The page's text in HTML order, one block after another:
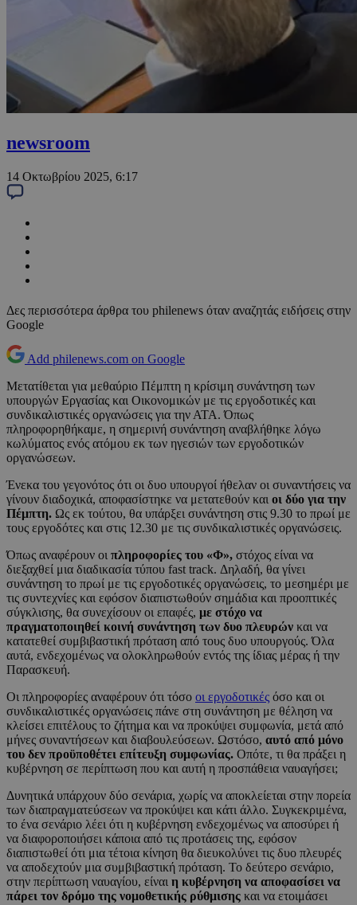
newsroom
14 Οκτωβρίου 2025, 6:17
Δες περισσότερα άρθρα του philenews όταν αναζητάς ειδήσεις στην
Google
Add philenews.com on Google
Μετατίθεται για μεθαύριο Πέμπτη η κρίσιμη συνάντηση των
υπουργών Εργασίας και Οικονομικών με τις εργοδοτικές και
συνδικαλιστικές οργανώσεις για την ΑΤΑ. Όπως
πληροφορηθήκαμε, η σημερινή συνάντηση αναβλήθηκε λόγω
κωλύματος ενός ατόμου εκ των ηγεσιών των εργοδοτικών
οργανώσεων.
Ένεκα του γεγονότος ότι οι δυο υπουργοί ήθελαν οι συναντήσεις να
γίνουν διαδοχικά, αποφασίστηκε να μετατεθούν και οι δύο για την
Πέμπτη. Ως εκ τούτου, θα υπάρξει συνάντηση στις 9.30 το πρωί με
τους εργοδότες και στις 12.30 με τις συνδικαλιστικές οργανώσεις.
Όπως αναφέρουν οι πληροφορίες του «Φ», στόχος είναι να
διεξαχθεί μια διαδικασία τύπου fast track. Δηλαδή, θα γίνει
συνάντηση το πρωί με τις εργοδοτικές οργανώσεις, το μεσημέρι με
τις συντεχνίες και εφόσον διαπιστωθούν σημάδια και προοπτικές
σύγκλισης, θα συνεχίσουν οι επαφές, με στόχο να
πραγματοποιηθεί κοινή συνάντηση των δυο πλευρών και να
κατατεθεί συμβιβαστική πρόταση από τους δυο υπουργούς. Όλα
αυτά, ενδεχομένως να ολοκληρωθούν εντός της ίδιας μέρας ή την
Παρασκευή.
Οι πληροφορίες αναφέρουν ότι τόσο οι εργοδοτικές όσο και οι
συνδικαλιστικές οργανώσεις πάνε στη συνάντηση με θέληση να
κλείσει επιτέλους το ζήτημα και να προκύψει συμφωνία, μετά από
μήνες συναντήσεων και διαβουλεύσεων. Ωστόσο, αυτό από μόνο
του δεν προϋποθέτει επίτευξη συμφωνίας. Οπότε, τι θα πράξει η
κυβέρνηση σε περίπτωση που και αυτή η προσπάθεια ναυαγήσει;
Δυνητικά υπάρχουν δύο σενάρια, χωρίς να αποκλείεται στην πορεία
των διαπραγματεύσεων να προκύψει και κάτι άλλο. Συγκεκριμένα,
το ένα σενάριο λέει ότι η κυβέρνηση ενδεχομένως να αποσύρει ή
να διαφοροποιήσει κάποια από τις προτάσεις της, εφόσον
διαπιστωθεί ότι μια τέτοια κίνηση θα διευκολύνει τις δυο πλευρές
να αποδεχτούν μια συμβιβαστική πρόταση. Το δεύτερο σενάριο,
στην περίπτωση ναυαγίου, είναι η κυβέρνηση να αποφασίσει να
πάρει τον δρόμο της νομοθετικής ρύθμισης και να ετοιμάσει